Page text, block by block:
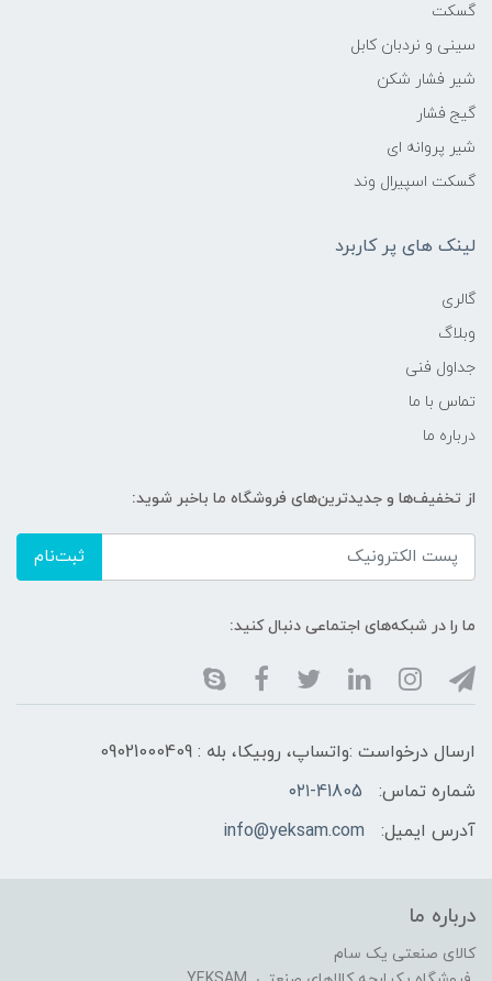
گسکت
سینی و نردبان کابل
شیر فشار شکن
گیج فشار
شیر پروانه ای
گسکت اسپیرال وند
لینک های پر کاربرد
گالری
وبلاگ
جداول فنی
تماس با ما
درباره ما
از تخفیف‌ها و جدیدترین‌های فروشگاه ما باخبر شوید:
ثبت‌نام
ما را در شبکه‌های اجتماعی دنبال کنید:
ارسال درخواست :واتساپ، روبیکا، بله : 09021000409
شماره تماس:
۰۲۱-41805
آدرس ایمیل:
info@yeksam.com
درباره ما
کالای صنعتی یک سام